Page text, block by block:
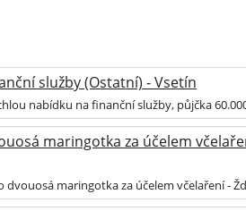
služby (Ostatní) - Vsetín
nabídku na finanční služby, půjčka
maringotka za účelem
dvouosá maringotka za účelem včelaření -